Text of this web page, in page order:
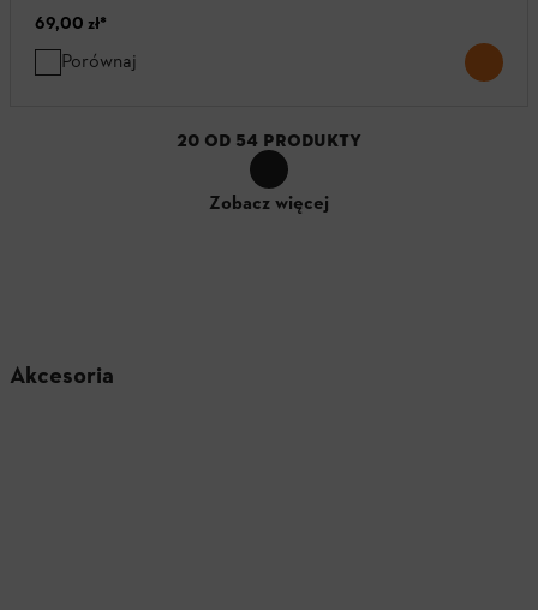
69,00 zł*
Porównaj
20 OD 54 PRODUKTY
Zobacz więcej
Akcesoria